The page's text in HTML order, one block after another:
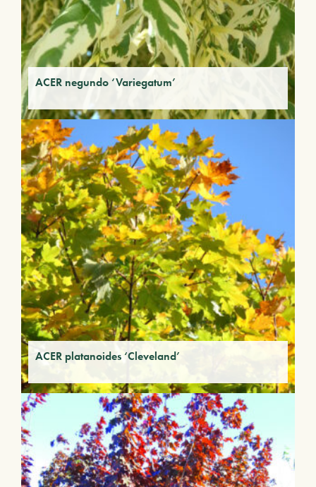
ACER negundo ‘Variegatum’
ACER platanoides ‘Cleveland’